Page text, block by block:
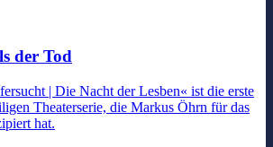
der Tod
| Die Nacht der Lesben« ist die erste
Theaterserie, die Markus Öhrn für das
hat.